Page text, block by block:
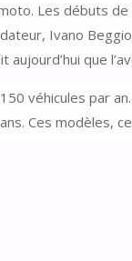
Les débuts
Ivano
que
véhicules par
Ces modèles,